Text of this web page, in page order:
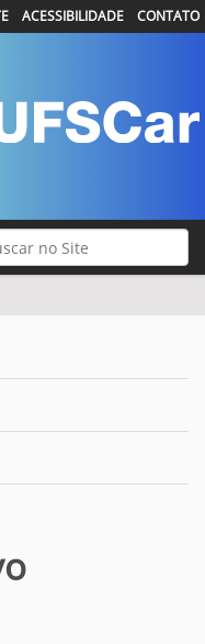
ACESSIBILIDADE CONTATO